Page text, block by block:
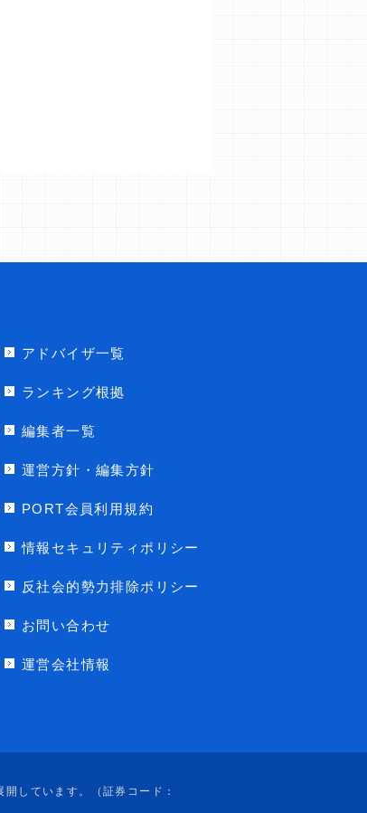
アドバイザ一覧
ランキング根拠
編集者一覧
運営方針・編集方針
PORT会員利用規約
情報セキュリティポリシー
反社会的勢力排除ポリシー
お問い合わせ
運営会社情報